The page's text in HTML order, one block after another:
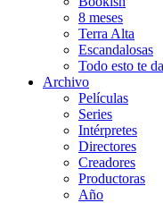
8 meses
Terra Alta
Escandalosas
Todo esto te
Archivo
Películas
Series
Intérpretes
Directores
Creadores
Productoras
Año